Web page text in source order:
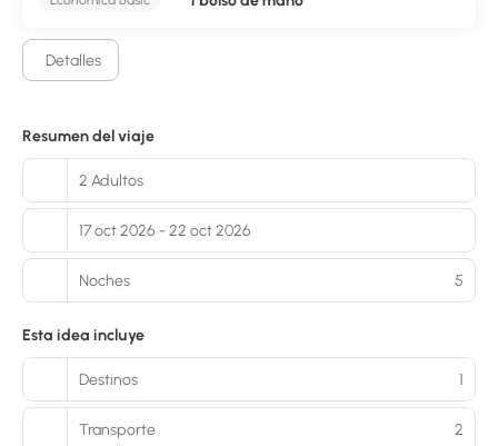
Detalles
Resumen del viaje
2 Adultos
17 oct 2026 - 22 oct 2026
Noches 5
Esta idea incluye
Destinos 1
Transporte 2